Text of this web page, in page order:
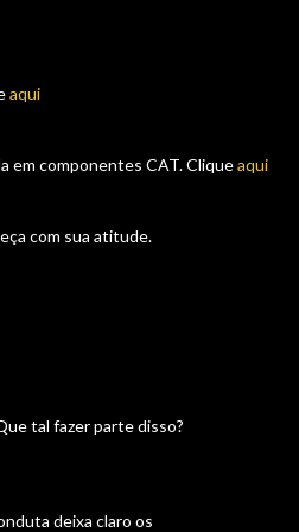
aqui
em componentes CAT. Cliqueaqui
com sua atitude.
tal fazer parte disso?
deixa claro os